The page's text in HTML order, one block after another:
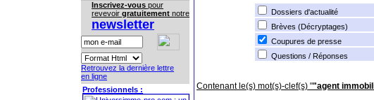
Inscrivez-vous pour
revevoir gratuitement notre
newsletter
Retrouvez la dernière lettre
en ligne
Professionnels :
Dossiers d'actualité
Brèves (Décryptages)
Coupures de presse
Questions / Réponses
Contenant le(s) mot(s)-clef(s) ""agent